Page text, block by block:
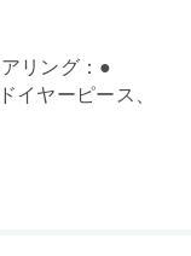
リング：●
イヤーピース、